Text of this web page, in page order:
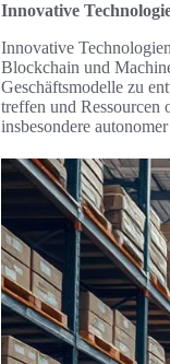
Innovative
Innovative
Blockchain und
Geschäftsmodelle zu
treffen und Ressourcen
insbesondere